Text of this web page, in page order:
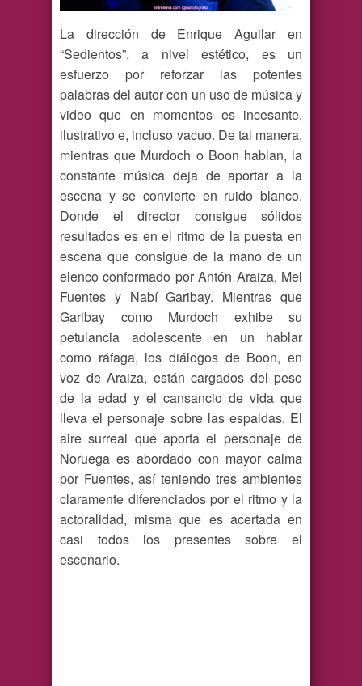
La dirección de Enrique Aguilar en
“Sedientos”, a nivel estético, es un
esfuerzo por reforzar las potentes
palabras del autor con un uso de música y
video que en momentos es incesante,
ilustrativo e, incluso vacuo. De tal manera,
mientras que Murdoch o Boon hablan, la
constante música deja de aportar a la
escena y se convierte en ruido blanco.
Donde el director consigue sólidos
resultados es en el ritmo de la puesta en
escena que consigue de la mano de un
elenco conformado por Antón Araiza, Mel
Fuentes y Nabí Garibay. Mientras que
Garibay como Murdoch exhibe su
petulancia adolescente en un hablar
como ráfaga, los diálogos de Boon, en
voz de Araiza, están cargados del peso
de la edad y el cansancio de vida que
lleva el personaje sobre las espaldas. El
aire surreal que aporta el personaje de
Noruega es abordado con mayor calma
por Fuentes, así teniendo tres ambientes
claramente diferenciados por el ritmo y la
actoralidad, misma que es acertada en
casi todos los presentes sobre el
escenario.